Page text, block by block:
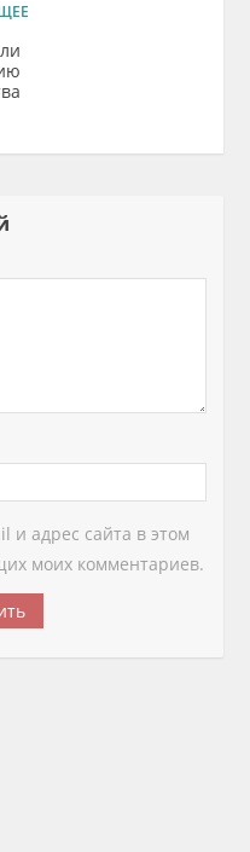
и адрес сайта в этом
моих комментариев.